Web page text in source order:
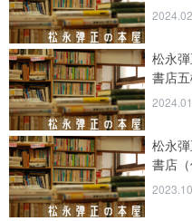
松永
書店五
松永
書店（